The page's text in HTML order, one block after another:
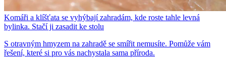
Komáři a klíšťata se vyhýbají zahradám, kde roste tahle levná
bylinka. Stačí ji zasadit ke stolu
S otravným hmyzem na zahradě se smířit nemusíte. Pomůže vám
řešení, které si pro vás nachystala sama příroda.